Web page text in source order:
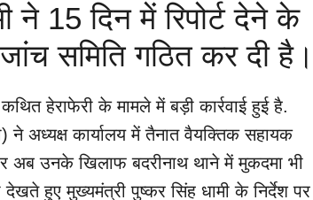
ने 15 दिन में रिपोर्ट देने के
समिति गठित कर दी है।
हेराफेरी के मामले में बड़ी कार्रवाई हुई है.
ने अध्यक्ष कार्यालय में तैनात वैयक्तिक सहायक
अब उनके खिलाफ बदरीनाथ थाने में मुकदमा भी
देखते हुए मुख्यमंत्री पुष्कर सिंह धामी के निर्देश पर